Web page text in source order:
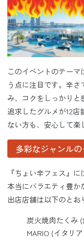
このイベントのテー
う点に注目です。辛
み、コクをしっかりと
追求したグルメが12
ない方も、安心して楽
多彩なジャンルの
『ちょい辛フェス』
本当にバラエティ豊か
出店店舗は以下のとお
炭火焼肉たくみ
MARIO (イタリ